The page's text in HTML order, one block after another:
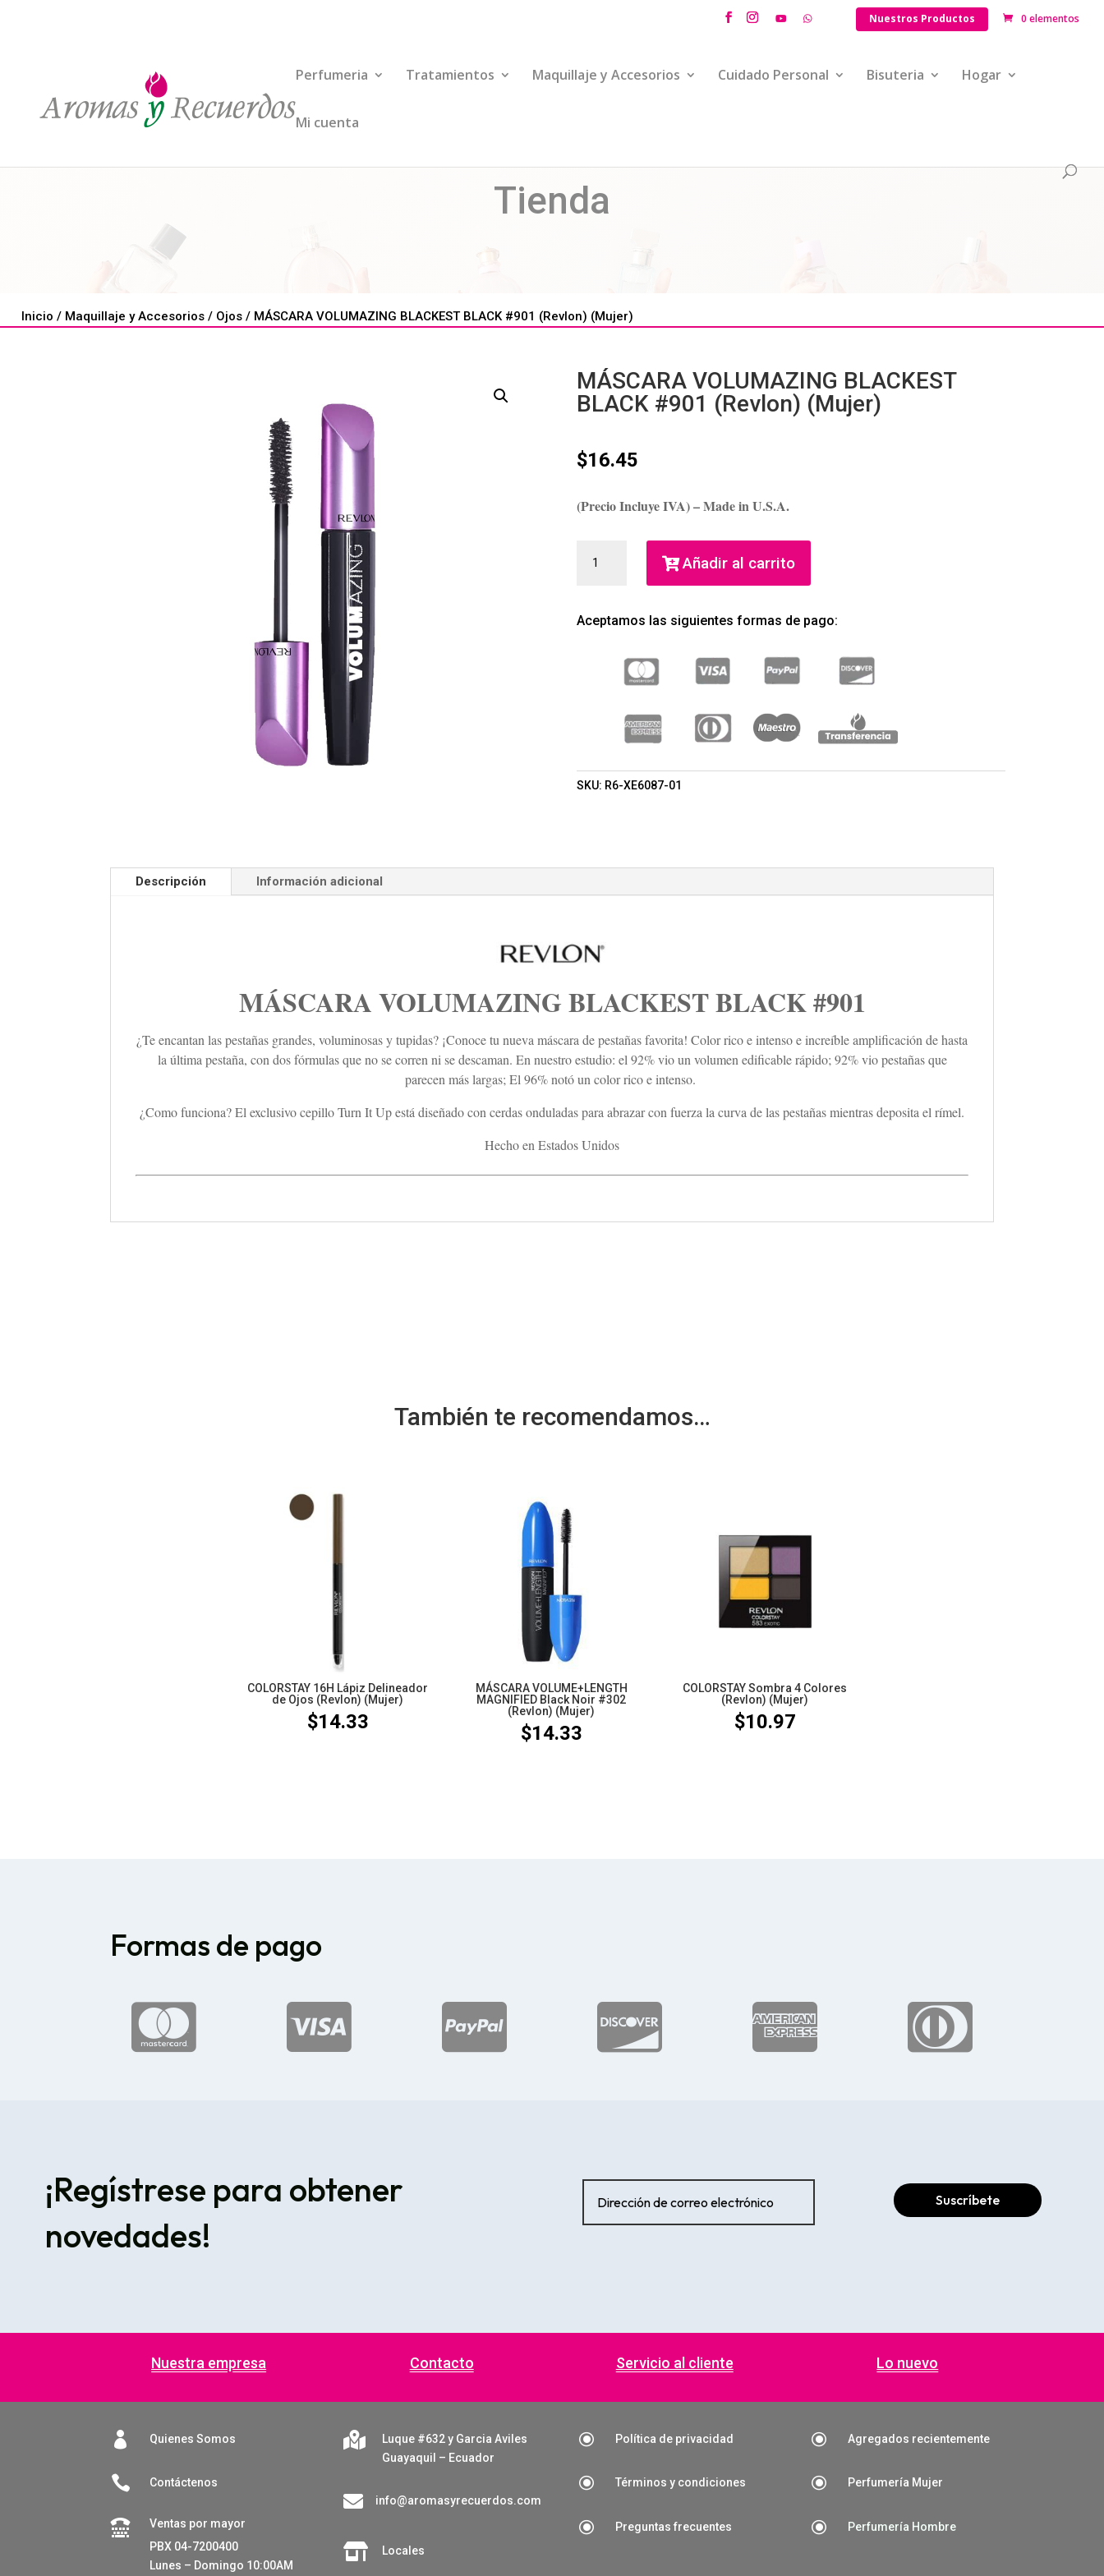
Nuestros Productos 0 elementos
Perfumeria Tratamientos Maquillaje y Accesorios Cuidado Personal Bisuteria Hogar
Mi cuenta
Tienda
Inicio / Maquillaje y Accesorios / Ojos / MÁSCARA VOLUMAZING BLACKEST BLACK #901 (Revlon) (Mujer)
MÁSCARA VOLUMAZING BLACKEST
BLACK #901 (Revlon) (Mujer)
$16.45
(Precio Incluye IVA) – Made in U.S.A.
VOLUMAZING
#901
(MUJER)
CANTIDAD
Añadir al carrito
Aceptamos las siguientes formas de pago:
SKU: R6-XE6087-01
Descripción Información adicional
MÁSCARA VOLUMAZING BLACKEST BLACK #901
¿Te encantan las pestañas grandes, voluminosas y tupidas? ¡Conoce tu nueva máscara de pestañas favorita! Color rico e intenso e increíble amplificación de hasta
la última pestaña, con dos fórmulas que no se corren ni se descaman. En nuestro estudio: el 92% vio un volumen edificable rápido; 92% vio pestañas que
parecen más largas; El 96% notó un color rico e intenso.
¿Como funciona? El exclusivo cepillo Turn It Up está diseñado con cerdas onduladas para abrazar con fuerza la curva de las pestañas mientras deposita el rímel.
Hecho en Estados Unidos
También te recomendamos…
COLORSTAY 16H Lápiz Delineador
de Ojos (Revlon) (Mujer)
$14.33
MÁSCARA VOLUME+LENGTH
MAGNIFIED Black Noir #302
(Revlon) (Mujer)
$14.33
COLORSTAY Sombra 4 Colores
(Revlon) (Mujer)
$10.97
Formas de pago
     
¡Regístrese para obtener
novedades!
Suscríbete
Nuestra empresa Contacto Servicio al cliente Lo nuevo
 Quienes Somos
 Contáctenos

Ventas por mayor
PBX 04-7200400
Lunes – Domingo 10:00AM

Luque #632 y Garcia Aviles
Guayaquil – Ecuador
 info@aromasyrecuerdos.com
 Locales
\ Política de privacidad
\ Términos y condiciones
\ Preguntas frecuentes
\ Agregados recientemente
\ Perfumería Mujer
\ Perfumería Hombre